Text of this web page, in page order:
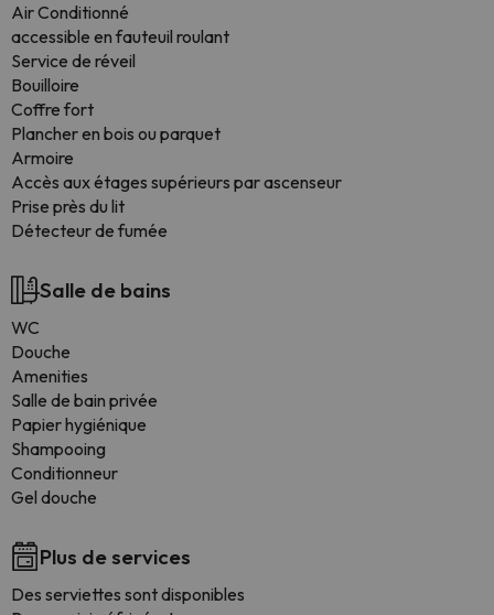
Air Conditionné
accessible en fauteuil roulant
Service de réveil
Bouilloire
Coffre fort
Plancher en bois ou parquet
Armoire
Accès aux étages supérieurs par ascenseur
Prise près du lit
Détecteur de fumée
Salle de bains
WC
Douche
Amenities
Salle de bain privée
Papier hygiénique
Shampooing
Conditionneur
Gel douche
Plus de services
Des serviettes sont disponibles